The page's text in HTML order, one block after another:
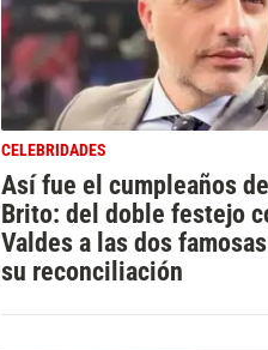
CELEBRIDADES
Así fue el cumpleaños
Brito: del doble festejo
Valdes a las dos
su reconciliación